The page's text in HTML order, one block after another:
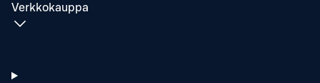
Verkkokauppa